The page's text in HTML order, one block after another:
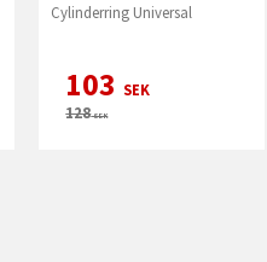
Cylinderring Universal
103 SEK
128SEK